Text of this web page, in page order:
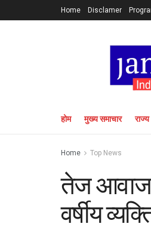
Home Disclamer
होम मुख्य समाचार राज्य
Home Top News
तेज आवाज
वर्षीय